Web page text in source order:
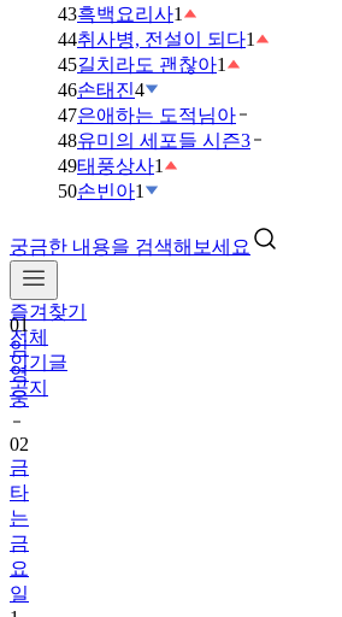
43흑백요리사1
44취사병, 전설이 되다1
45길치라도 괜찮아1
46손태진4
47은애하는 도적님아
48유미의 세포들 시즌3
49태풍상사1
50손빈아1
궁금한 내용을 검색해보세요
즐겨찾기
전체
인기글
공지
01
임
영
웅
02
금
타
는
금
요
일